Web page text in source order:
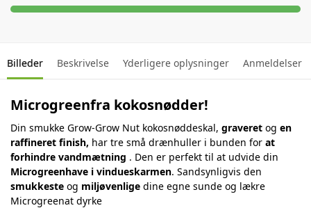
Billeder Beskrivelse Yderligere oplysninger Anmeldelser
Microgreenfra kokosnødder!
Din smukke Grow-Grow Nut kokosnøddeskal, graveret og en
raffineret finish, har tre små drænhuller i bunden for at
forhindre vandmætning . Den er perfekt til at udvide din
Microgreenhave i vindueskarmen. Sandsynligvis den
smukkeste og miljøvenlige dine egne sunde og lækre
Microgreenat dyrke